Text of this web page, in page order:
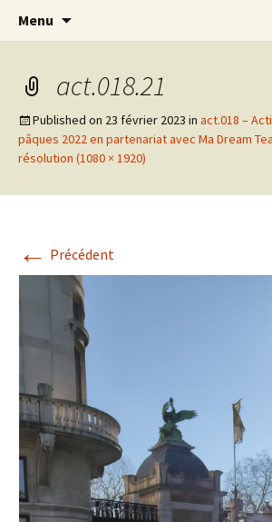
L'Oranger AMO
Actions en Milieu Ouvert
Menu
act.018.21
Published on 23 février 2023 in act.018 –
pâques 2022 en partenariat avec Ma Dream
résolution (1080 × 1920)
← Précédent